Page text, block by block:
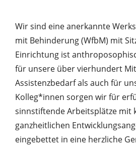
Wir sind eine anerkannte
mit Behinderung (WfbM) mit
Einrichtung ist
für unsere über vierhundert
Assistenzbedarf als auch für
Kolleg*innen sorgen wir für
sinnstiftende Arbeitsplätze mit
ganzheitlichen
eingebettet in eine herzliche